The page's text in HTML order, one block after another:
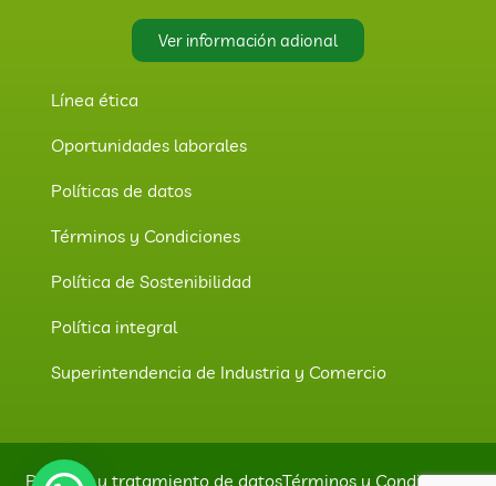
Ver información adional
Línea ética
Oportunidades laborales
Políticas de datos
Términos y Condiciones
Política de Sostenibilidad
Política integral
Superintendencia de Industria y Comercio
Políticas y tratamiento de datosTérminos y Condiciones